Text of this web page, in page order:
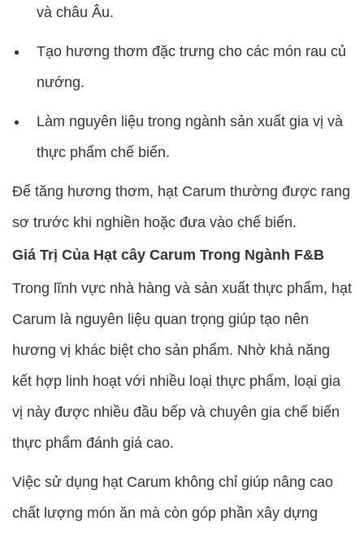
và châu Âu.
Tạo hương thơm đặc trưng cho các món rau củ
nướng.
Làm nguyên liệu trong ngành sản xuất gia vị và
thực phẩm chế biến.
Để tăng hương thơm, hạt Carum thường được rang
sơ trước khi nghiền hoặc đưa vào chế biến.
Giá Trị Của Hạt cây Carum Trong Ngành F&B
Trong lĩnh vực nhà hàng và sản xuất thực phẩm, hạt
Carum là nguyên liệu quan trọng giúp tạo nên
hương vị khác biệt cho sản phẩm. Nhờ khả năng
kết hợp linh hoạt với nhiều loại thực phẩm, loại gia
vị này được nhiều đầu bếp và chuyên gia chế biến
thực phẩm đánh giá cao.
Việc sử dụng hạt Carum không chỉ giúp nâng cao
chất lượng món ăn mà còn góp phần xây dựng